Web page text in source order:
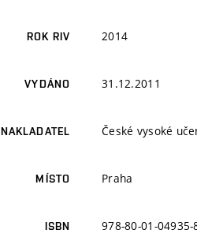
ROK RIV 2014
VYDÁNO 31.12.2011
NAKLADATEL České vysoké
MÍSTO Praha
ISBN 978-80-01-04935-